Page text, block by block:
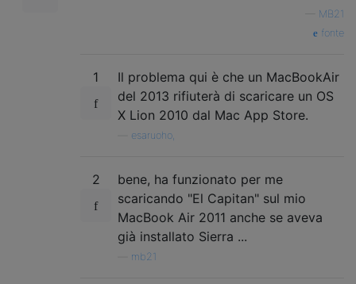
MB21
fonte
1
Il problema qui è che un MacBookAir
del 2013 rifiuterà di scaricare un OS
X Lion 2010 dal Mac App Store.
esaruoho,
2
bene, ha funzionato per me
scaricando "El Capitan" sul mio
MacBook Air 2011 anche se aveva
già installato Sierra ...
mb21